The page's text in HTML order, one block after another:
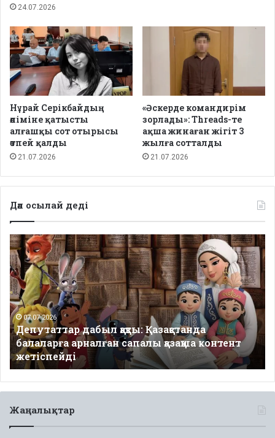
24.07.2026
Нұрай Серікбайдың
өліміне қатысты
алғашқы сот отырысы
өтпей қалды
21.07.2026
«Әскерде командирім
зорлады»: Threads-те
ақша жинаған жігіт 3
жылға сотталды
21.07.2026
Дәл осылай деді
Депутаттар
дабыл
қақты:
Қазақстанда
балаларға
арналған
сапалы
қазақша
контент
жетіспейді
07.07.2026
Депутаттар дабыл қақты: Қазақстанда
балаларға арналған сапалы қазақша контент
жетіспейді
Жаңалықтар